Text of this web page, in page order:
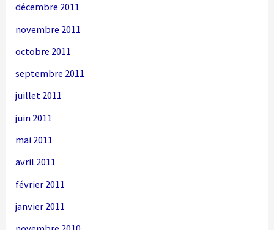
décembre 2011
novembre 2011
octobre 2011
septembre 2011
juillet 2011
juin 2011
mai 2011
avril 2011
février 2011
janvier 2011